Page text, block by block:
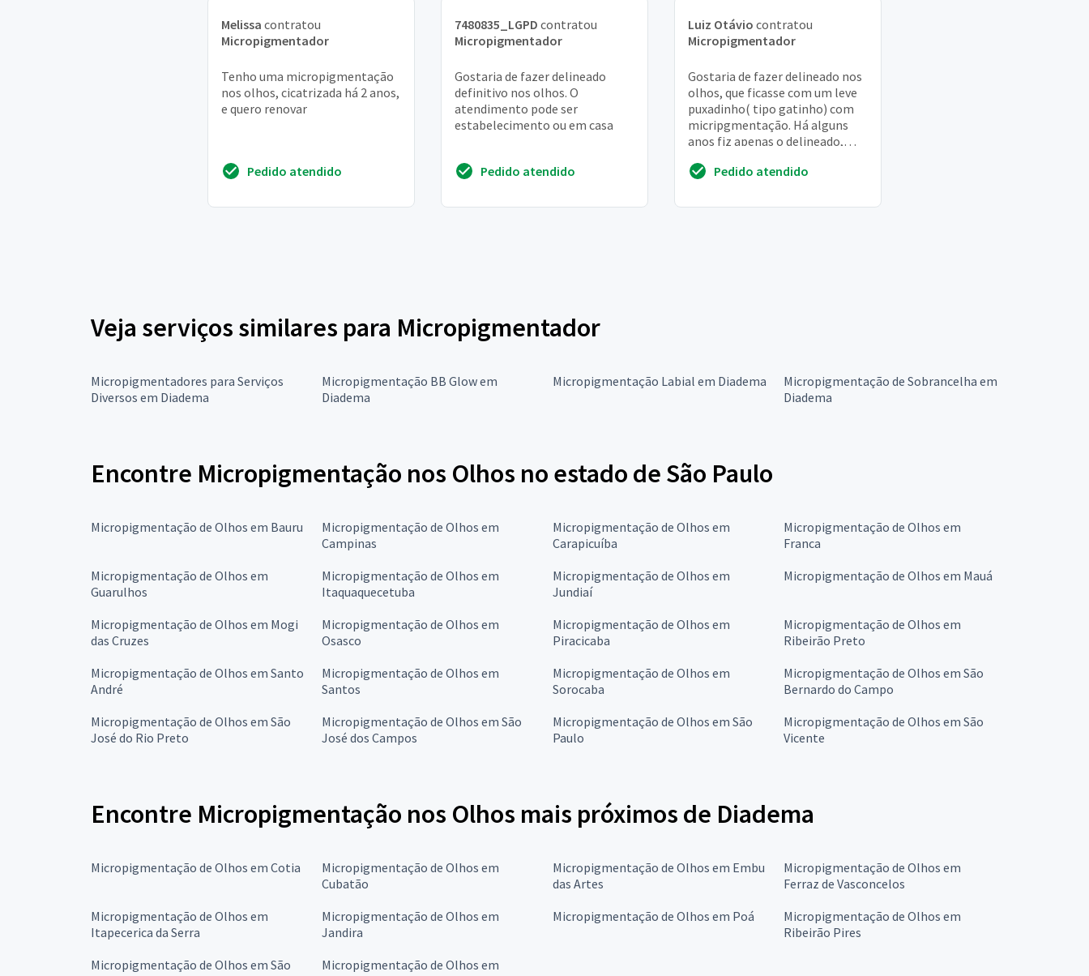
Melissa contratou
Micropigmentador
Tenho uma micropigmentação
nos olhos, cicatrizada há 2 anos,
e quero renovar
Pedido atendido
7480835_LGPD contratou
Micropigmentador
Gostaria de fazer delineado
definitivo nos olhos. O
atendimento pode ser
estabelecimento ou em casa
Pedido atendido
Luiz Otávio contratou
Micropigmentador
Gostaria de fazer delineado nos
olhos, que ficasse com um leve
puxadinho( tipo gatinho) com
micripgmentação. Há alguns
anos fiz apenas o delineado,
não sei se p...
Pedido atendido
Veja serviços similares para Micropigmentador
Micropigmentadores para Serviços
Diversos em Diadema
Micropigmentação BB Glow em
Diadema
Micropigmentação Labial em Diadema
Micropigmentação de Sobrancelha em
Diadema
Encontre Micropigmentação nos Olhos no estado de São Paulo
Micropigmentação de Olhos em Bauru
Micropigmentação de Olhos em
Campinas
Micropigmentação de Olhos em
Carapicuíba
Micropigmentação de Olhos em
Franca
Micropigmentação de Olhos em
Guarulhos
Micropigmentação de Olhos em
Itaquaquecetuba
Micropigmentação de Olhos em
Jundiaí
Micropigmentação de Olhos em Mauá
Micropigmentação de Olhos em Mogi
das Cruzes
Micropigmentação de Olhos em
Osasco
Micropigmentação de Olhos em
Piracicaba
Micropigmentação de Olhos em
Ribeirão Preto
Micropigmentação de Olhos em Santo
André
Micropigmentação de Olhos em
Santos
Micropigmentação de Olhos em
Sorocaba
Micropigmentação de Olhos em São
Bernardo do Campo
Micropigmentação de Olhos em São
José do Rio Preto
Micropigmentação de Olhos em São
José dos Campos
Micropigmentação de Olhos em São
Paulo
Micropigmentação de Olhos em São
Vicente
Encontre Micropigmentação nos Olhos mais próximos de Diadema
Micropigmentação de Olhos em Cotia
Micropigmentação de Olhos em
Cubatão
Micropigmentação de Olhos em Embu
das Artes
Micropigmentação de Olhos em
Ferraz de Vasconcelos
Micropigmentação de Olhos em
Itapecerica da Serra
Micropigmentação de Olhos em
Jandira
Micropigmentação de Olhos em Poá
Micropigmentação de Olhos em
Ribeirão Pires
Micropigmentação de Olhos em São
Micropigmentação de Olhos em